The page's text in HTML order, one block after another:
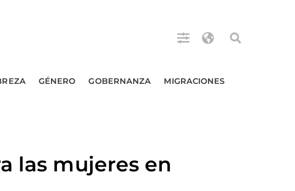
GÉNERO GOBERNANZA MIGRACIONES
las mujeres en